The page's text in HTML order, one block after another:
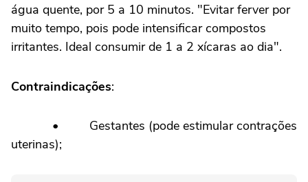
água quente, por 5 a 10 minutos. "Evitar ferver por
muito tempo, pois pode intensificar compostos
irritantes. Ideal consumir de 1 a 2 xícaras ao dia".
Contraindicações:
• Gestantes (pode estimular contrações
uterinas);